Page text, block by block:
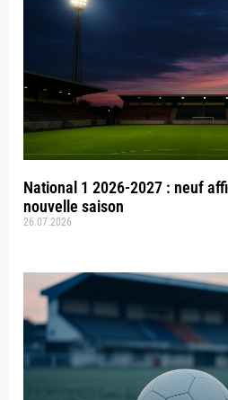
National 1 2026-2027 : neuf
nouvelle saison
26.07.2026